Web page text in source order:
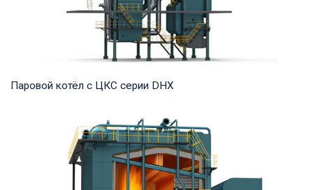
Паровой котёл с ЦКС серии DHX
Пар Рабочее давление: 1,25-5,3 МПа Тепловая мощность
продукта: 35-75 т/ч Температура на выходе...